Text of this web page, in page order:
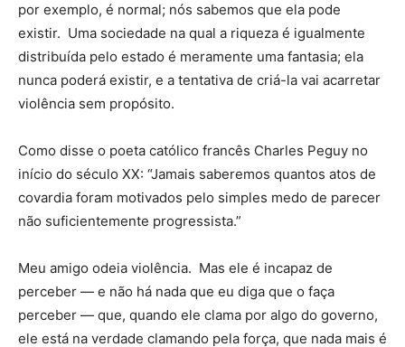
por exemplo, é normal; nós sabemos que ela pode
existir. Uma sociedade na qual a riqueza é igualmente
distribuída pelo estado é meramente uma fantasia; ela
nunca poderá existir, e a tentativa de criá-la vai acarretar
violência sem propósito.
Como disse o poeta católico francês Charles Peguy no
início do século XX: “Jamais saberemos quantos atos de
covardia foram motivados pelo simples medo de parecer
não suficientemente progressista.”
Meu amigo odeia violência. Mas ele é incapaz de
perceber — e não há nada que eu diga que o faça
perceber — que, quando ele clama por algo do governo,
ele está na verdade clamando pela força, que nada mais é